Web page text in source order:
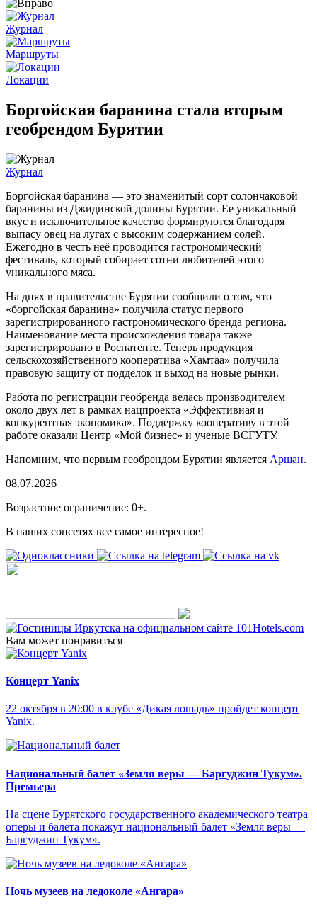
Журнал
Маршруты
Локации
Боргойская баранина стала вторым
геобрендом Бурятии
Журнал
Боргойская баранина — это знаменитый сорт солончаковой
баранины из Джидинской долины Бурятии. Ее уникальный
вкус и исключительное качество формируются благодаря
выпасу овец на лугах с высоким содержанием солей.
Ежегодно в честь неё проводится гастрономический
фестиваль, который собирает сотни любителей этого
уникального мяса.
На днях в правительстве Бурятии сообщили о том, что
«боргойская баранина» получила статус первого
зарегистрированного гастрономического бренда региона.
Наименование места происхождения товара также
зарегистрировано в Роспатенте. Теперь продукция
сельскохозяйственного кооператива «Хамтаа» получила
правовую защиту от подделок и выход на новые рынки.
Работа по регистрации геобренда велась производителем
около двух лет в рамках нацпроекта «Эффективная и
конкурентная экономика». Поддержку кооперативу в этой
работе оказали Центр «Мой бизнес» и ученые ВСГУТУ.
Напомним, что первым геобрендом Бурятии является Аршан.
08.07.2026
Возрастное ограничение: 0+.
В наших соцсетях все самое интересное!
Вам может понравиться
Концерт Yanix
22 октября в 20:00 в клубе «Дикая лошадь» пройдет концерт
Yanix.
Национальный балет «Земля веры — Баргуджин Тукум‎».
Премьера
На сцене Бурятского государственного академического театра
оперы и балета покажут национальный балет «Земля веры —
Баргуджин Тукум‎».
Ночь музеев на ледоколе «Ангара»